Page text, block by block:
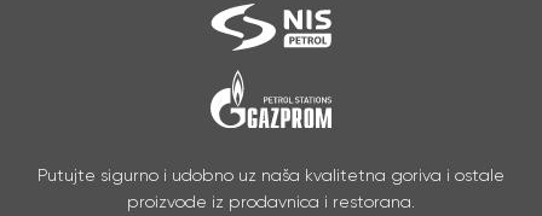
Putujte sigurno i udobno uz naša kvalitetna goriva i ostale
proizvode iz prodavnica i restorana.